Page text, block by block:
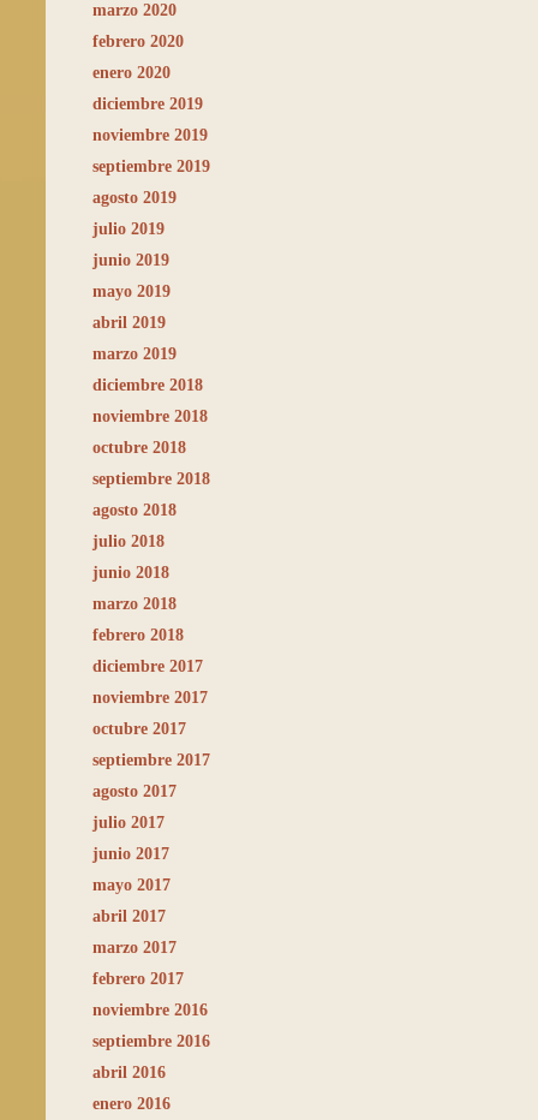
marzo 2020
febrero 2020
enero 2020
diciembre 2019
noviembre 2019
septiembre 2019
agosto 2019
julio 2019
junio 2019
mayo 2019
abril 2019
marzo 2019
diciembre 2018
noviembre 2018
octubre 2018
septiembre 2018
agosto 2018
julio 2018
junio 2018
marzo 2018
febrero 2018
diciembre 2017
noviembre 2017
octubre 2017
septiembre 2017
agosto 2017
julio 2017
junio 2017
mayo 2017
abril 2017
marzo 2017
febrero 2017
noviembre 2016
septiembre 2016
abril 2016
enero 2016